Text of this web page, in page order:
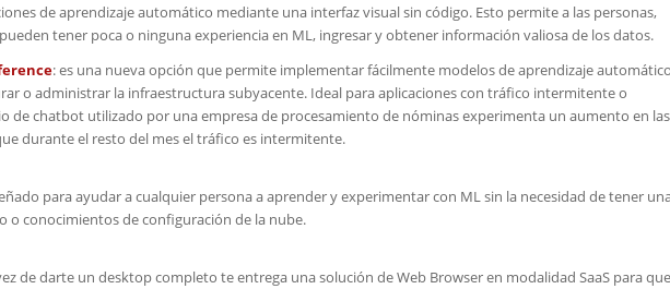
de aprendizaje automático mediante una interfaz visual sin código. Esto permite a las personas,
tener poca o ninguna experiencia en ML, ingresar y obtener información valiosa de los datos.
: es una nueva opción que permite implementar fácilmente modelos de aprendizaje
o administrar la infraestructura subyacente. Ideal para aplicaciones con tráfico intermitente o
de chatbot utilizado por una empresa de procesamiento de nóminas experimenta un aumento en las
durante el resto del mes el tráfico es intermitente.
para ayudar a cualquier persona a aprender y experimentar con ML sin la necesidad de tener
o conocimientos de configuración de la nube.
de darte un desktop completo te entrega una solución de Web Browser en modalidad SaaS para que